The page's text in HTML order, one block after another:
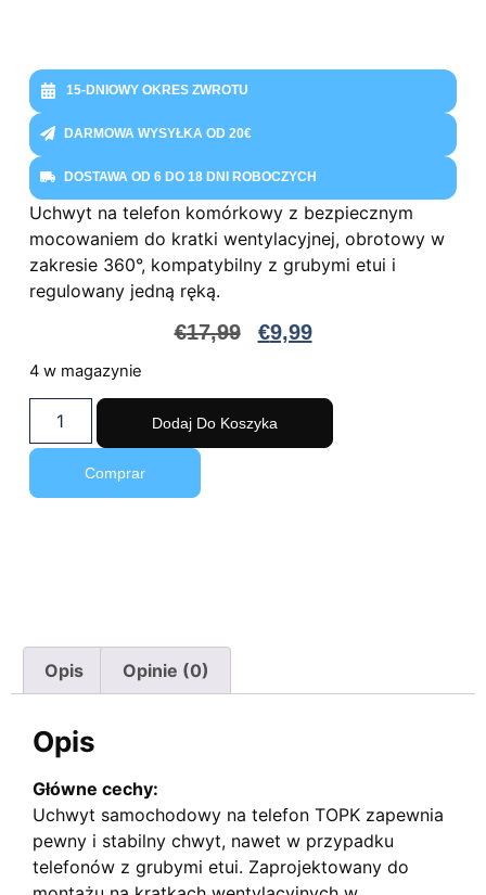
15-DNIOWY OKRES ZWROTU
DARMOWA WYSYŁKA OD 20€
DOSTAWA OD 6 DO 18 DNI ROBOCZYCH
Uchwyt na telefon komórkowy z bezpiecznym
mocowaniem do kratki wentylacyjnej, obrotowy w
zakresie 360°, kompatybilny z grubymi etui i
regulowany jedną ręką.
€17,99 €9,99
4 w magazynie
Dodaj Do Koszyka
Comprar
Opis Opinie (0)
Opis
Główne cechy:
Uchwyt samochodowy na telefon TOPK zapewnia
pewny i stabilny chwyt, nawet w przypadku
telefonów z grubymi etui. Zaprojektowany do